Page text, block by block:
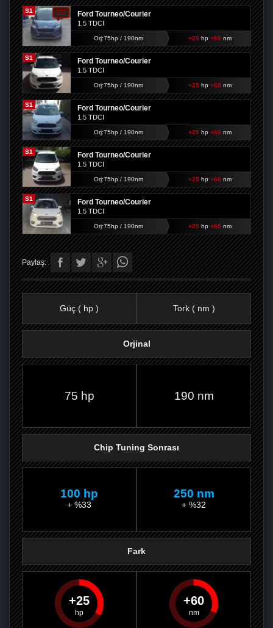
S1 Ford Tourneo/Courier
1.5 TDCI
Orj:75hp / 190nm +25hp +60 nm
S1 Ford Tourneo/Courier
1.5 TDCI
Orj:75hp / 190nm +25hp +60 nm
S1 Ford Tourneo/Courier
1.5 TDCI
Orj:75hp / 190nm +25hp +60 nm
S1 Ford Tourneo/Courier
1.5 TDCI
Orj:75hp / 190nm +25hp +60 nm
S1 Ford Tourneo/Courier
1.5 TDCI
Orj:75hp / 190nm +25hp +60 nm
Paylaş:
PAYLAŞPAYLAŞPLUS'TA
Güç ( hp ) Tork ( nm )
Orjinal
75 hp 190 nm
Chip Tuning Sonrası
100 hp
+ %33
250 nm
+ %32
Fark
25 60